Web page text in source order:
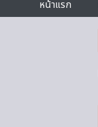
หน้าแรก